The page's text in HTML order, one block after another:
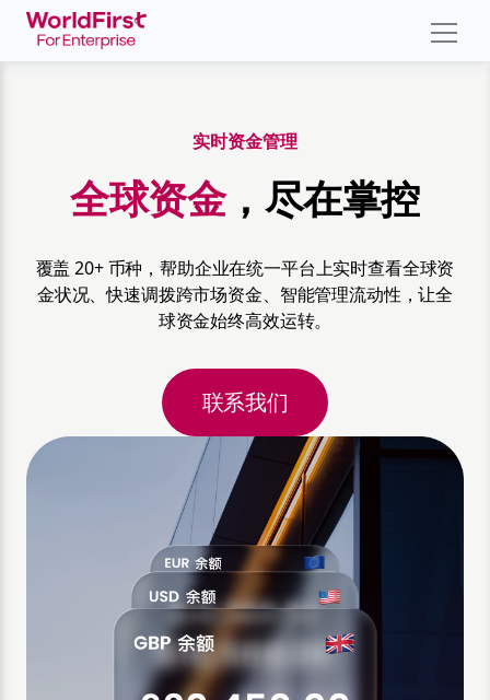
实时资金管理
全球资金，尽在掌控
覆盖 20+ 币种，帮助企业在统一平台上实时查看全球资
金状况、快速调拨跨市场资金、智能管理流动性，让全
球资金始终高效运转。
联系我们